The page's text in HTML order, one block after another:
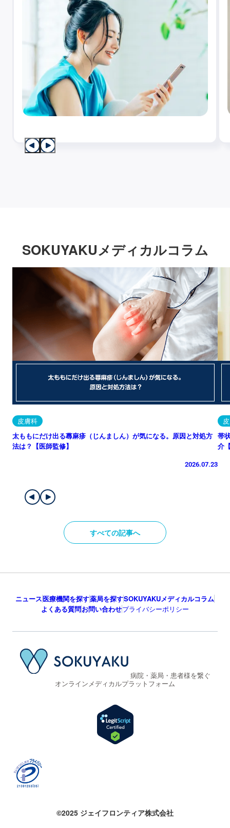
SOKUYAKUメディカルコラム
皮膚科
太ももにだけ出る蕁麻疹（じんましん）が気になる。原因と対処方
法は？【医師監修】
2026.07.23
帯
介
すべての記事へ
ニュース医療機関を探す薬局を探すSOKUYAKUメディカルコラム
よくある質問お問い合わせプライバシーポリシー
病院・薬局・患者様を繋ぐ
オンラインメディカルプラットフォーム
©2025 ジェイフロンティア株式会社